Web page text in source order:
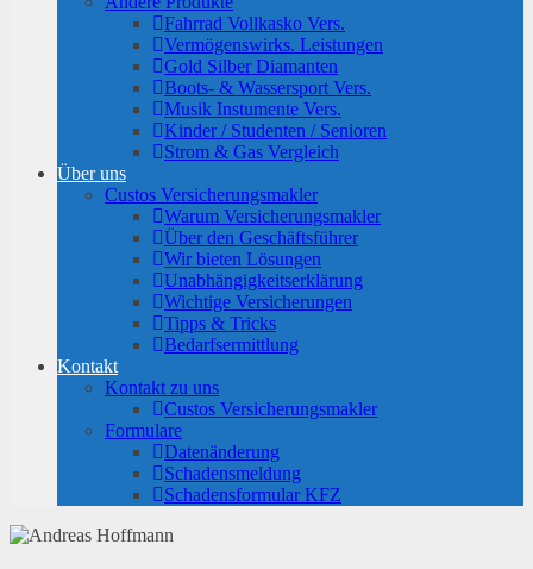
Fahrrad Vollkasko Vers.
Vermögenswirks. Leistungen
Gold Silber Diamanten
Boots- & Wassersport Vers.
Musik Instumente Vers.
Kinder / Studenten / Senioren
Strom & Gas Vergleich
Über uns
Custos Versicherungsmakler
Warum Versicherungsmakler
Über den Geschäftsführer
Wir bieten Lösungen
Unabhängigkeitserklärung
Wichtige Versicherungen
Tipps & Tricks
Bedarfsermittlung
Kontakt
Kontakt zu uns
Custos Versicherungsmakler
Formulare
Datenänderung
Schadensmeldung
Schadensformular KFZ